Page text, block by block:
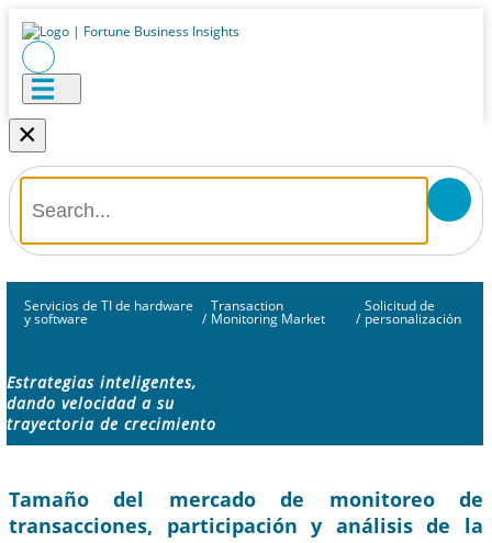
×
Servicios de TI de hardware
y software /
Transaction
Monitoring Market /
Solicitud de
personalización
Estrategias inteligentes,
dando velocidad a su
trayectoria de crecimiento
Tamaño del mercado de monitoreo de
transacciones, participación y análisis de la